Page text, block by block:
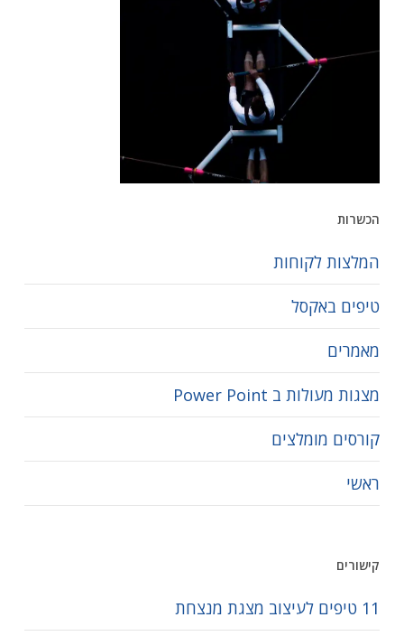
הכשרות
המלצות לקוחות
טיפים באקסל
מאמרים
מצגות מעולות ב Power Point
קורסים מומלצים
ראשי
קישורים
11 טיפים לעיצוב מצגת מנצחת